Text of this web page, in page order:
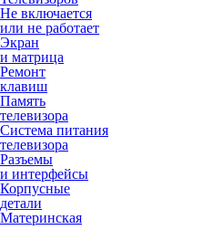
Не включается
или не работает
Экран
и матрица
Ремонт
клавиш
Память
телевизора
Система питания
телевизора
Разъемы
и интерфейсы
Корпусные
детали
Материнская